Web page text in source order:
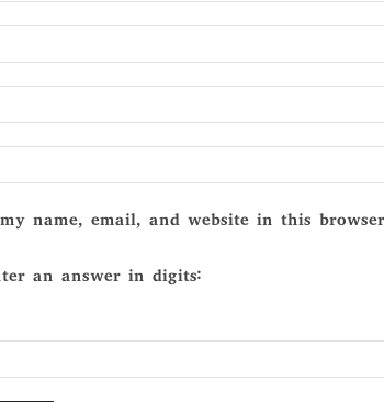
name, email, and website in this
an answer in digits: